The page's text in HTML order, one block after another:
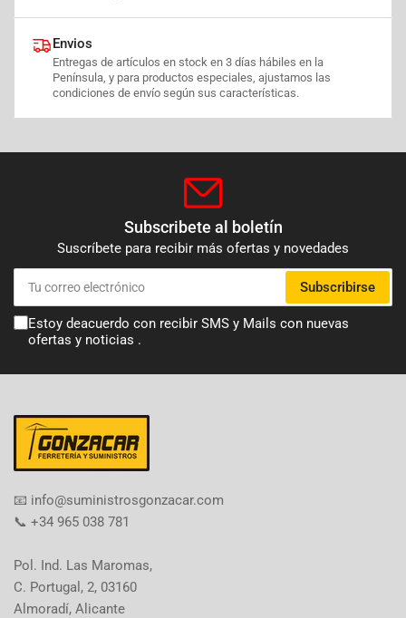
Envios
Entregas de artículos en stock en 3 días hábiles en la
Península, y para productos especiales, ajustamos las
condiciones de envío según sus características.
Subscribete al boletín
Suscríbete para recibir más ofertas y novedades
Tu
correo
electrónico
Subscribirse
Estoy deacuerdo con recibir SMS y Mails con nuevas
ofertas y noticias .
​📧​ info@suministrosgonzacar.com
📞 +34 965 038 781
Pol. Ind. Las Maromas,
C. Portugal, 2, 03160
Almoradí, Alicante